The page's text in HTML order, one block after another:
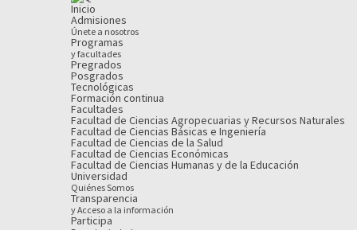
Inicio
Admisiones
Únete a nosotros
Programas
y facultades
Pregrados
Posgrados
Tecnológicas
Formación continua
Facultades
Facultad de Ciencias Agropecuarias y Recursos Naturales
Facultad de Ciencias Básicas e Ingeniería
Facultad de Ciencias de la Salud
Facultad de Ciencias Económicas
Facultad de Ciencias Humanas y de la Educación
Universidad
Quiénes Somos
Transparencia
y Acceso a la información
Participa